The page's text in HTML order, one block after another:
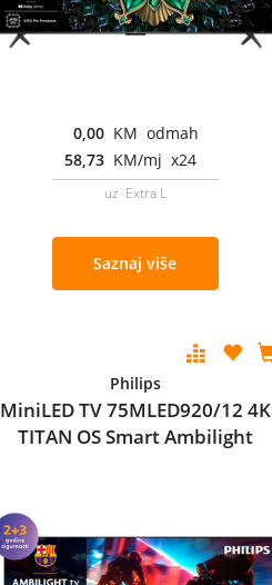
0,00 KM odmah
58,73 KM/mj x24
uz Extra L
Saznaj više
Philips
MiniLED TV 75MLED920/12 4K
TITAN OS Smart Ambilight